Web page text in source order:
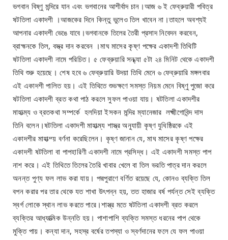
ভগবান বিষ্ণু মন্দিরে যান এবং ভগবানের আশীর্বাদ চান।আজ ৬ ই ফেব্রুয়ারী পবিত্র
ষটতিলা একাদশী ।আজকের দিনে কিন্তু ভুলেও তিল খাবেন না।তাহলে অবশ্যই
আপনার একাদশী ভেঙে যাবে।ভগবানকে তিলের তৈরী প্রসাদ নিবেদন করবেন,
ব্রাহ্মনকে তিল, বস্ত্র দান করবেন ।মাঘ মাসের কৃষ্ণ পক্ষের একাদশী তিথিটি
ষটতিলা একাদশী নামে পরিচিত। ৫ ফেব্রুয়ারি সন্ধ্যা ৫টা ২৪ মিনিট থেকে একাদশী
তিথি শুরু হয়েছে। শেষ হবে ৬ ফেব্রুয়ারি উদয়া তিথি মেনে ৬ ফেব্রুয়ারি মঙ্গলবার
এই একাদশী পালিত হয়। এই তিথিতে শুভক্ষণে সমস্ত নিয়ম মেনে বিষ্ণু পুজো করে
ষটতিলা একাদশী ব্রত কথা পাঠ করলে সুফল পাওয়া যায়। ষটতিলা একাদশীর
মাহাত্ম্য ও ব্রতকথা সম্পর্কে হলদিয়া ইসকন মন্দির ম্যানেজার লক্ষ্মীগোবিন্দ দাস
তিনি বলেন।ষটতিলা একাদশী মাহাত্ম্য শাস্ত্র অনুযায়ী কৃষ্ণ যুধিষ্ঠিরকে এই
একাদশীর মাহাত্ম্য় বর্ণনা করেছিলেন। কৃষ্ণ জানান যে, মাঘ মাসের কৃষ্ণ পক্ষের
একাদশী ষটতিলা বা পাপহারিণী একাদশী নামে প্রসিদ্ধ। এই একাদশী সমস্ত পাপ
নাশ করে। এই তিথিতে তিলের তৈরি খাবার খেলে বা তিল ভরতি পাত্র দান করলে
অনন্ত পুণ্য ফল লাভ করা যায়। পদ্মপুরাণে বর্ণিত রয়েছে যে, কোনও ব্যক্তি তিল
বপন করার পর তার থেকে যত শাখা উৎপন্ন হয়, তত হাজার বর্ষ পর্যন্ত সেই ব্যক্তি
স্বর্গ লোকে স্থান লাভ করতে পারে।শাস্ত্র মতে ষটতিলা একাদশী ব্রত করলে
ব্যক্তির আধ্যাত্মিক উন্নতি হয়। পাশাপাশি ব্যক্তি সমস্ত ধরনের পাপ থেকে
মুক্তি পায়। কন্যা দান, সহস্র বর্ষের তপস্যা ও স্বর্ণদানের ফলে যে ফল পাওয়া